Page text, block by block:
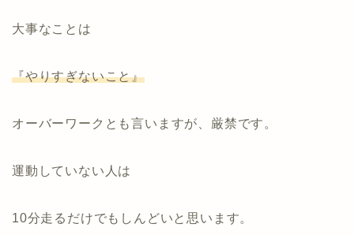
大事なことは
『やりすぎないこと』
オーバーワークとも言いますが、厳禁です。
運動していない人は
10分走るだけでもしんどいと思います。